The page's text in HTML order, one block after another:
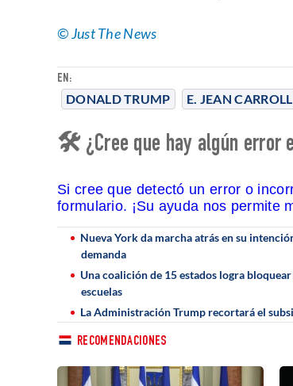
EN:
DONALD TRUMP E. JEAN CARROLL
© Just The News
🛠 ¿Cree que hay algún error
Si cree que detectó un error o
formulario. ¡Su ayuda nos permite
Nueva York da marcha atrás en su
demanda
Una coalición de 15 estados logra
escuelas
La Administración Trump recortará el
RECOMENDACIONES